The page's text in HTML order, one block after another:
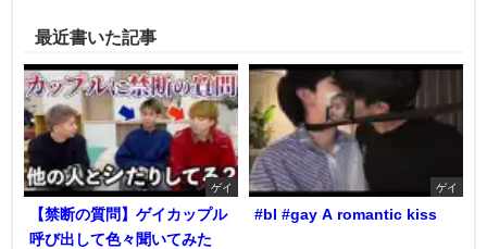
最近書いた記事
ゲイ
【禁断の質問】ゲイカップル
呼び出して色々聞いてみた
ゲイ
#bl #gay A romantic kiss